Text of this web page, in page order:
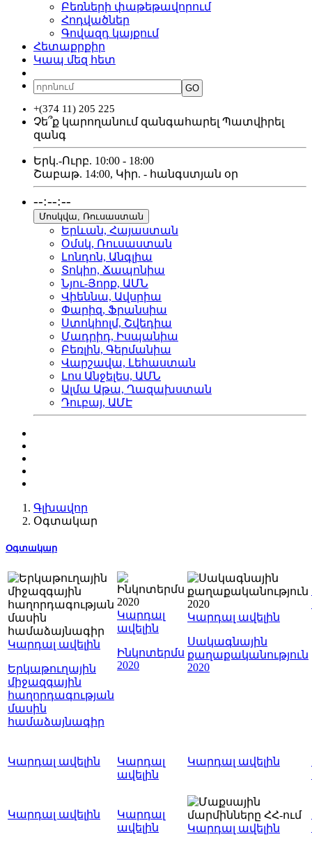
Բեռների փաթեթավորում
Հոդվածներ
Գովազդ կայքում
Հետաքրքիր
Կապ մեզ հետ
GO
+(374 11) 205 225
Չե՞ք կարողանում զանգահարել Պատվիրել
զանգ
Երկ.-Ուրբ. 10:00 - 18:00
Շաբաթ. 14:00, Կիր. - հանգստյան օր
--:--:--
Մոսկվա, Ռուսաստան
Երևան, Հայաստան
Օմսկ, Ռուսաստան
Լոնդոն, Անգլիա
Տոկիո, Ճապոնիա
Նյու-Յորք, ԱՄՆ
Վիեննա, Ավսրիա
Փարիզ, Ֆրանսիա
Ստոկհոլմ, Շվեդիա
Մադրիդ, Իսպանիա
Բեռլին, Գերմանիա
Վարշավա, Լեհաստան
Լոս Անջելես, ԱՄՆ
Ալմա Աթա, Ղազախստան
Դուբայ, ԱՄԷ
Գլխավոր
Օգտակար
Օգտակար
Կարդալ ավելին
Երկաթուղային
միջազգային
հաղորդագության
մասին
համաձայնագիր
Կարդալ
ավելին
Ինկոտերմս
2020
Կարդալ ավելին
Սակագնային
քաղաքականություն
2020
Կարդալ ավելին
Կարդալ
ավելին
Կարդալ ավելին
Կարդալ ավելին
Կարդալ
ավելին
Կարդալ ավելին